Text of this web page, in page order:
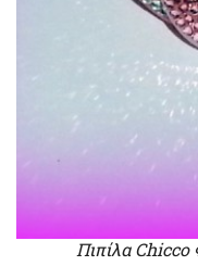
Πιπίλα